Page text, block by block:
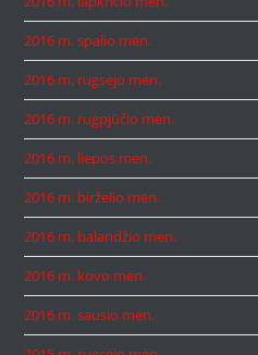
2016 m. spalio mėn.
2016 m. rugsėjo mėn.
2016 m. rugpjūčio mėn.
2016 m. liepos mėn.
2016 m. birželio mėn.
2016 m. balandžio mėn.
2016 m. kovo mėn.
2016 m. sausio mėn.